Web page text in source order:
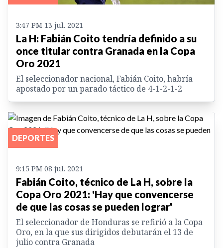
3:47 PM 13 jul. 2021
La H: Fabián Coito tendría definido a su
once titular contra Granada en la Copa
Oro 2021
El seleccionador nacional, Fabián Coito, habría
apostado por un parado táctico de 4-1-2-1-2
DEPORTES
9:15 PM 08 jul. 2021
Fabián Coito, técnico de La H, sobre la
Copa Oro 2021: 'Hay que convencerse
de que las cosas se pueden lograr'
El seleccionador de Honduras se refirió a la Copa
Oro, en la que sus dirigidos debutarán el 13 de
julio contra Granada